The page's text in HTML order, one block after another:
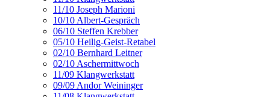
11/10 Joseph Marioni
10/10 Albert-Gespräch
06/10 Steffen Krebber
05/10 Heilig-Geist-Retabel
02/10 Bernhard Leitner
02/10 Aschermittwoch
11/09 Klangwerkstatt
09/09 Andor Weininger